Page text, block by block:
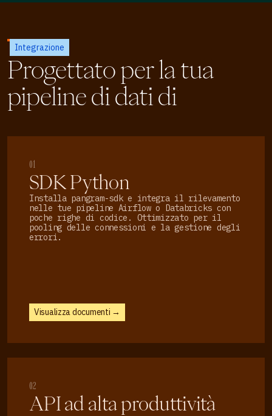
Integrazione
Progettato per la tua
pipeline di dati di
01
SDK Python
Installa pangram-sdk e integra il rilevamento
nelle tue pipeline Airflow o Databricks con
poche righe di codice. Ottimizzato per il
pooling delle connessioni e la gestione degli
errori.
Visualizza documenti →
02
API ad alta produttività